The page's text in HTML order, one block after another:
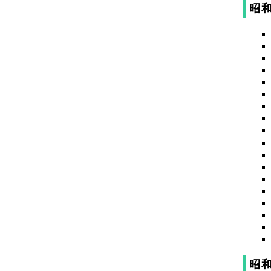
昭
昭